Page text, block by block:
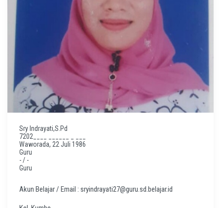
Sry Indrayati,S.Pd
7202____ ______ _ ___
Waworada, 22 Juli 1986
Guru
- / -
Guru
Akun Belajar / Email : sryindrayati27@guru.sd.belajar.id